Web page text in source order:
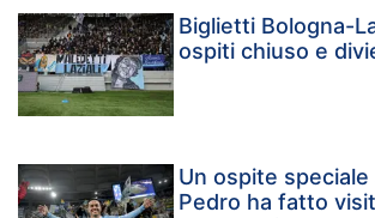
Biglietti Bologna-
ospiti chiuso e
Un ospite speciale
Pedro ha fatto